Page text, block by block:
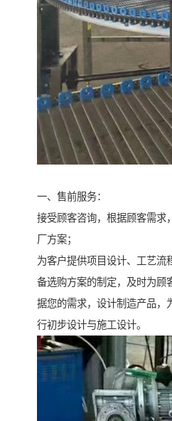
一、售前服务：
接受顾客咨询，根据顾客需求
厂方案；
为客户提供项目设计、工艺流
备选购方案的制定，及时为顾
据您的需求，设计制造产品，
行初步设计与施工设计。